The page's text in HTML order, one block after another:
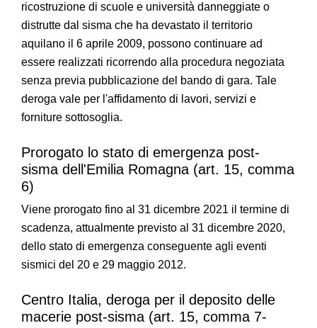
ricostruzione di scuole e università danneggiate o
distrutte dal sisma che ha devastato il territorio
aquilano il 6 aprile 2009, possono continuare ad
essere realizzati ricorrendo alla procedura negoziata
senza previa pubblicazione del bando di gara. Tale
deroga vale per l'affidamento di lavori, servizi e
forniture sottosoglia.
Prorogato lo stato di emergenza post-
sisma dell'Emilia Romagna (art. 15, comma
6)
Viene prorogato fino al 31 dicembre 2021 il termine di
scadenza, attualmente previsto al 31 dicembre 2020,
dello stato di emergenza conseguente agli eventi
sismici del 20 e 29 maggio 2012.
Centro Italia, deroga per il deposito delle
macerie post-sisma (art. 15, comma 7-